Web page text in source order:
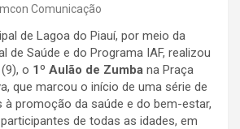
Comunicação
de Lagoa do Piauí, por meio da
de Saúde e do Programa IAF, realizou
o 1º Aulão de Zumba na Praça
que marcou o início de uma série de
à promoção da saúde e do bem-estar,
de todas as idades, em